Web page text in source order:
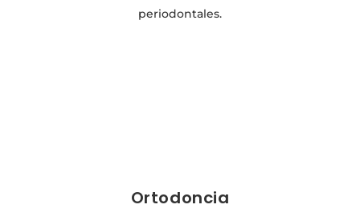
periodontales.
Ortodoncia